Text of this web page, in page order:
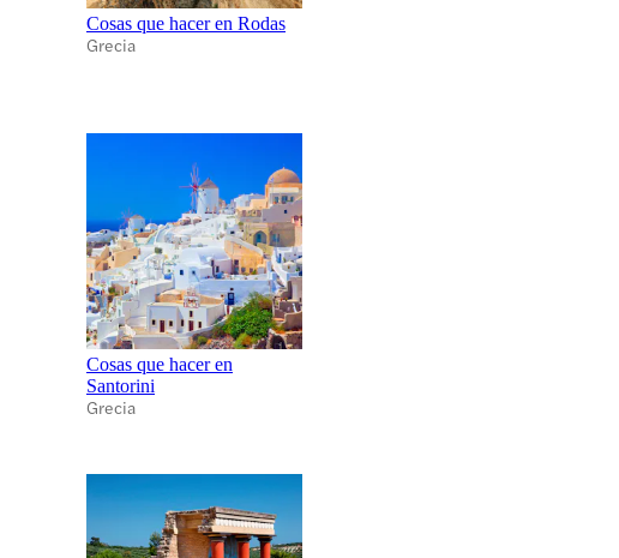
Cosas que hacer en Rodas
Grecia
Cosas que hacer en
Santorini
Grecia